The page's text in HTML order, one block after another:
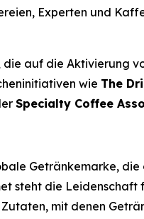
Experten und
auf die Aktivierung
wie The
Specialty Coffee
Getränkemarke,
steht die
mit denen